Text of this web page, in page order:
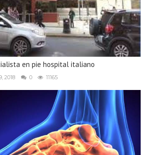
en pie hospital italiano
2018 0 11165